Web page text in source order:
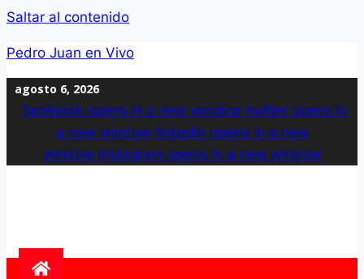
Saltar al contenido
Pedro Juan en Vivo
agosto 6, 2026
facebookopens in a new window twitteropens in
a new window linkedin opens in a new
window instagram opens in a new window